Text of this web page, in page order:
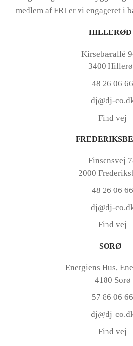
medlem af FRI er vi engageret i
HILLERØD
Kirsebærallé
3400
48 26 06 66
dj@dj-
Find vej
Finsensvej
2000
48 26 06 66
dj@dj-
Find vej
SORØ
Energiens Hus,
4180 Sorø
57 86 06 66
dj@dj-
Find vej